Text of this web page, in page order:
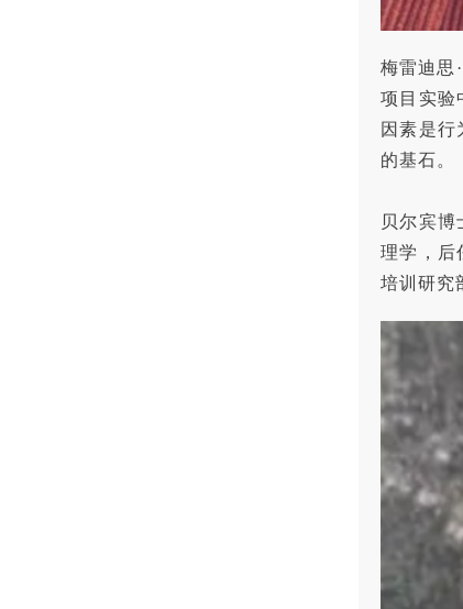
梅雷迪思
项目实验
因素是
的基石。
贝尔宾
理学，后
培训研究